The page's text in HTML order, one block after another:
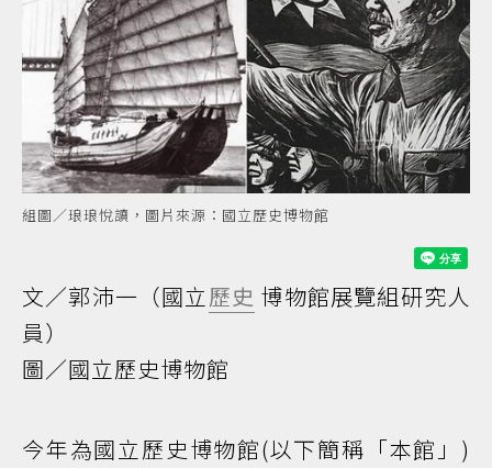
組圖／琅琅悅讀，圖片來源：國立歷史博物館
文／郭沛一（國立歷史 博物館展覽組研究人
員）
圖／國立歷史博物館
今年為國立歷史博物館(以下簡稱「本館」)